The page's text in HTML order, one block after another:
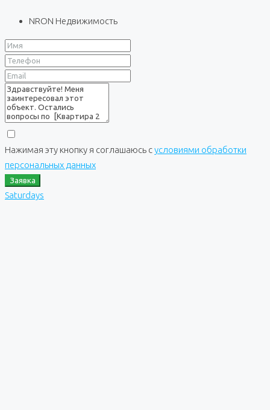
NRON Недвижимость
Нажимая эту кнопку я соглашаюсь сусловиями обработки
персональных данных
Заявка
Saturdays